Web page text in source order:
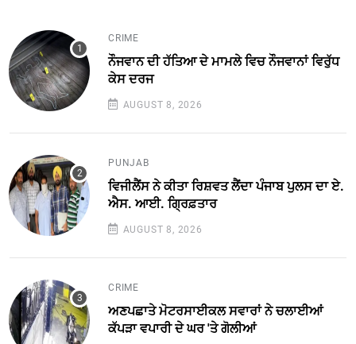
CRIME
ਨੌਜਵਾਨ ਦੀ ਹੱਤਿਆ ਦੇ ਮਾਮਲੇ ਵਿਚ ਨੌਜਵਾਨਾਂ ਵਿਰੁੱਧ
ਕੇਸ ਦਰਜ
AUGUST 8, 2026
PUNJAB
ਵਿਜੀਲੈਂਸ ਨੇ ਕੀਤਾ ਰਿਸ਼ਵਤ ਲੈਂਦਾ ਪੰਜਾਬ ਪੁਲਸ ਦਾ ਏ.
ਐਸ. ਆਈ. ਗ੍ਰਿਫ਼ਤਾਰ
AUGUST 8, 2026
CRIME
ਅਣਪਛਾਤੇ ਮੋਟਰਸਾਈਕਲ ਸਵਾਰਾਂ ਨੇ ਚਲਾਈਆਂ
ਕੱਪੜਾ ਵਪਾਰੀ ਦੇ ਘਰ 'ਤੇ ਗੋਲੀਆਂ